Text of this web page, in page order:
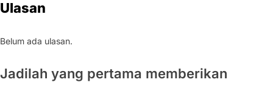
Ulasan
Belum ada ulasan.
Jadilah yang pertama memberikan